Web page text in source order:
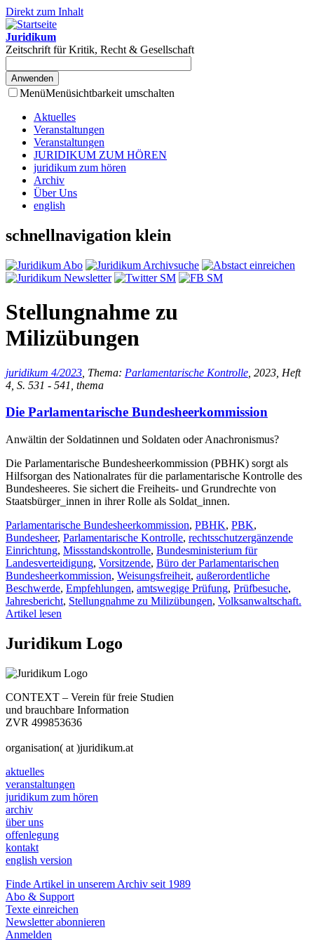
Direkt zum Inhalt
Juridikum
Zeitschrift für Kritik, Recht & Gesellschaft
MenüMenüsichtbarkeit umschalten
Aktuelles
Veranstaltungen
Veranstaltungen
JURIDIKUM ZUM HÖREN
juridikum zum hören
Archiv
Über Uns
english
schnellnavigation klein
Stellungnahme zu
Milizübungen
juridikum 4/2023 , Thema: Parlamentarische Kontrolle , 2023, Heft
4, S. 531 - 541, thema
Die Parlamentarische Bundesheerkommission
Anwältin der Soldatinnen und Soldaten oder Anachronismus?
Die Parlamentarische Bundesheerkommission (PBHK) sorgt als
Hilfsorgan des Nationalrates für die parlamentarische Kontrolle des
Bundesheeres. Sie sichert die Freiheits- und Grundrechte von
Staatsbürger_innen in ihrer Rolle als Soldat_innen.
Parlamentarische Bundesheerkommission, PBHK, PBK,
Bundesheer, Parlamentarische Kontrolle, rechtsschutzergänzende
Einrichtung, Missstandskontrolle, Bundesministerium für
Landesverteidigung, Vorsitzende, Büro der Parlamentarischen
Bundesheerkommission, Weisungsfreiheit, außerordentliche
Beschwerde, Empfehlungen, amtswegige Prüfung, Prüfbesuche,
Jahresbericht, Stellungnahme zu Milizübungen, Volksanwaltschaft.
Artikel lesen
Juridikum Logo
CONTEXT – Verein für freie Studien
und brauchbare Information
ZVR 499853636
organisation( at )juridikum.at
aktuelles
veranstaltungen
juridikum zum hören
archiv
über uns
offenlegung
kontakt
english version
Finde Artikel in unserem Archiv seit 1989
Abo & Support
Texte einreichen
Newsletter abonnieren
Anmelden